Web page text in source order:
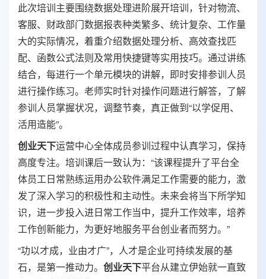
此次培训主要围绕数据处理进阶展开培训，针对物流、
客服、财政部门数据报表种类繁多、统计复杂、工作量
大的实际情况，着重介绍数据处理分析、高效查找匹
配、函数公式法则及常用快捷键等实用技巧。通过讲练
结合，每进行一个单元模块的讲解，即时安排参训人员
进行操作练习。老师实时针对操作问题进行解答，了解
参训人员掌握状况，调整节奏，真正做到“以学促用、
活用造能”。
创业天下运营中心全体成员参训过程中认真学习，保持
高度专注。培训课后一致认为：“该课程提升了平台全
体员工日常熟练运用办公软件满足工作需要的能力，激
发了深入学习的积极性和主动性。未来会将当下所学知
识，进一步投入进日常工作当中，提升工作效率，培养
工作创新能力，为更好地服务平台创业者而努力。”
“功以才成，业由才广”，人才是企业可持续发展的基
石，是第一推动力。 创业天下平台从建立伊始就一直致